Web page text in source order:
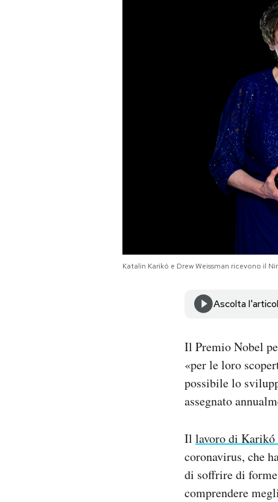
Katalin Karikó e Drew Weissman ricevono il
Ascolta
Il Premio Nobel
«per le loro
possibile lo
assegnato
Il lavoro di Karikó
coronavirus, che
di soffrire di
comprendere